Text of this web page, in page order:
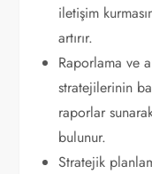
iletişim
artırır.
Raporlama ve
stratejilerinin
raporlar
bulunur.
Stratejik